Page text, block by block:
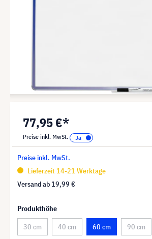
77,95 €*
Preise inkl. MwSt.
Preise inkl. MwSt.
Lieferzeit 14-21 Werktage
Versand ab 19,99 €
Produkthöhe
30 cm
40 cm 60 cm 90 cm